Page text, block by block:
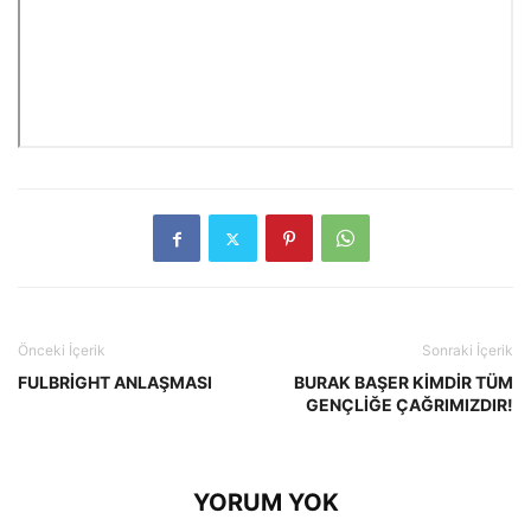
Önceki İçerik
FULBRİGHT ANLAŞMASI
Sonraki İçerik
BURAK BAŞER KİMDİR TÜM
GENÇLİĞE ÇAĞRIMIZDIR!
YORUM YOK